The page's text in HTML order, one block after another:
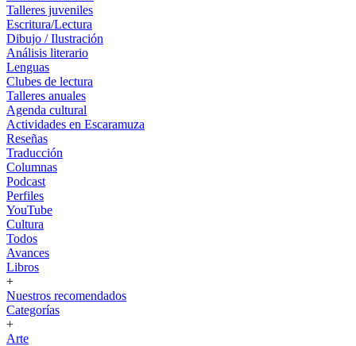
Talleres juveniles
Escritura/Lectura
Dibujo / Ilustración
Análisis literario
Lenguas
Clubes de lectura
Talleres anuales
Agenda cultural
Actividades en Escaramuza
Reseñas
Traducción
Columnas
Podcast
Perfiles
YouTube
Cultura
Todos
Avances
Libros
+
Nuestros recomendados
Categorías
+
Arte